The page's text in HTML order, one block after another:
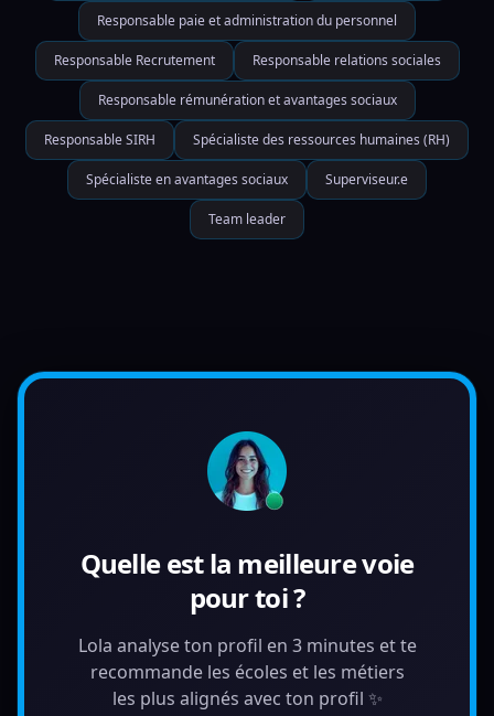
Responsable paie et administration du personnel
Responsable Recrutement Responsable relations sociales
Responsable rémunération et avantages sociaux
Responsable SIRH Spécialiste des ressources humaines (RH)
Spécialiste en avantages sociaux Superviseur.e
Team leader
Quelle est la meilleure voie
pour toi ?
Lola analyse ton profil en 3 minutes et te
recommande les écoles et les métiers
les plus alignés avec ton profil ✨